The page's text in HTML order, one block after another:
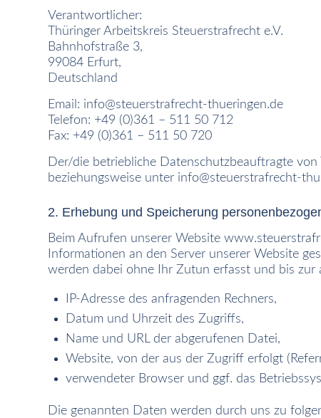
Verantwortlicher:
Thüringer Arbeitskreis Steuerstrafrecht e.V.
Bahnhofstraße 3,
99084 Erfurt,
Deutschland
Email: info@steuerstrafrecht-thueringen.de
Telefon: +49 (0)361 – 511 50 712
Fax: +49 (0)361 – 511 50 720
Der/die betriebliche Datenschutzbeauftragte
beziehungsweise unter info@steuerstrafrecht-
2. Erhebung und Speicherung
Beim Aufrufen unserer Website
Informationen an den Server unserer Website
werden dabei ohne Ihr Zutun erfasst und bis zur
IP-Adresse des anfragenden Rechners,
Datum und Uhrzeit des Zugriffs,
Name und URL der abgerufenen Datei,
Website, von der aus der Zugriff erfolgt
verwendeter Browser und ggf. das
Die genannten Daten werden durch uns zu